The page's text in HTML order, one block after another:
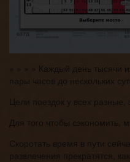
» » » » Каждый день тысячи
пары часов до нескольких
Цели поездок у всех
Для того чтобы сэкономить,
Скоротать время в пути
развлечения прекратятся,